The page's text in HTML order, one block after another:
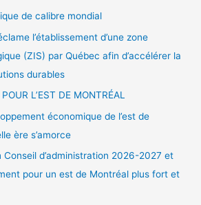
de calibre mondial
l’établissement d’une zone
(ZIS) par Québec afin d’accélérer la
durables
L’EST DE MONTRÉAL
économique de l’est de
ère s’amorce
Conseil d’administration 2026-2027 et
pour un est de Montréal plus fort et